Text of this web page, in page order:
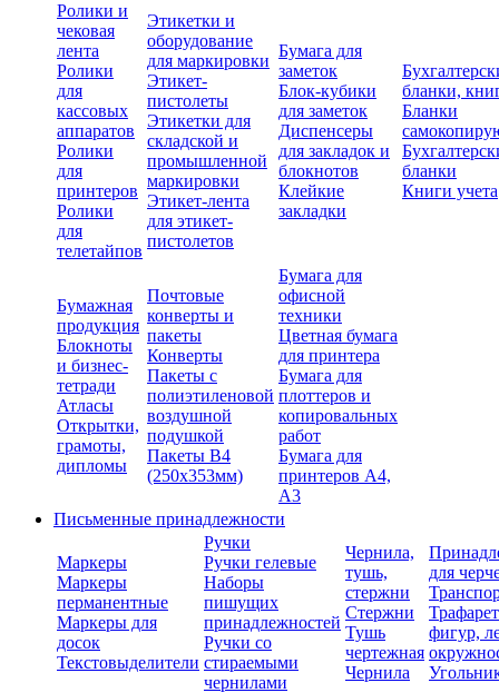
Ролики и
чековая
лента
Ролики
для
кассовых
аппаратов
Ролики
для
принтеров
Ролики
для
телетайпов
Этикетки и
оборудование
для маркировки
Этикет-
пистолеты
Этикетки для
складской и
промышленной
маркировки
Этикет-лента
для этикет-
пистолетов
Бумага для
заметок
Блок-кубики
для заметок
Диспенсеры
для закладок и
блокнотов
Клейкие
закладки
бланки,
Бланки
бланки
Книги учета
Бумажная
продукция
Блокноты
и бизнес-
тетради
Атласы
Открытки,
грамоты,
дипломы
Почтовые
конверты и
пакеты
Конверты
Пакеты с
полиэтиленовой
воздушной
подушкой
Пакеты В4
(250х353мм)
Бумага для
офисной
техники
Цветная бумага
для принтера
Бумага для
плоттеров и
копировальных
работ
Бумага для
принтеров А4,
А3
Письменные принадлежности
Маркеры
Маркеры
перманентные
Маркеры для
досок
Текстовыделители
Ручки
Ручки гелевые
Наборы
пишущих
принадлежностей
Ручки со
стираемыми
чернилами
Чернила,
тушь,
стержни
Стержни
Тушь
чертежная
Чернила
для
фигур,